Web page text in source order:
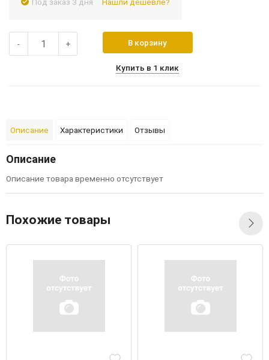
- + В корзину
Купить в 1 клик
Описание Характеристики Отзывы
Описание
Описание товара временно отсутствует
Похожие товары